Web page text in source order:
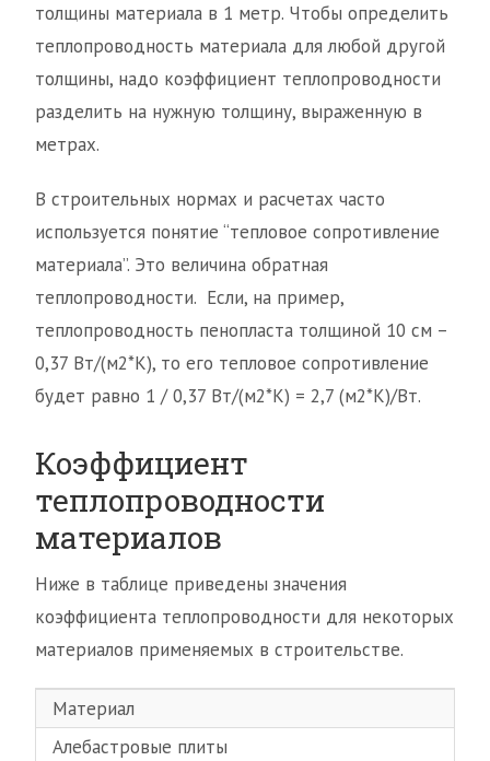
толщины материала в 1 метр. Чтобы определить
теплопроводность материала для любой другой
толщины, надо коэффициент теплопроводности
разделить на нужную толщину, выраженную в
метрах.
В строительных нормах и расчетах часто
используется понятие “тепловое сопротивление
материала”. Это величина обратная
теплопроводности. Если, на пример,
теплопроводность пенопласта толщиной 10 см –
0,37 Вт/(м2*К), то его тепловое сопротивление
будет равно 1 / 0,37 Вт/(м2*К) = 2,7 (м2*К)/Вт.
Коэффициент
теплопроводности
материалов
Ниже в таблице приведены значения
коэффициента теплопроводности для некоторых
материалов применяемых в строительстве.
Материал
Алебастровые плиты